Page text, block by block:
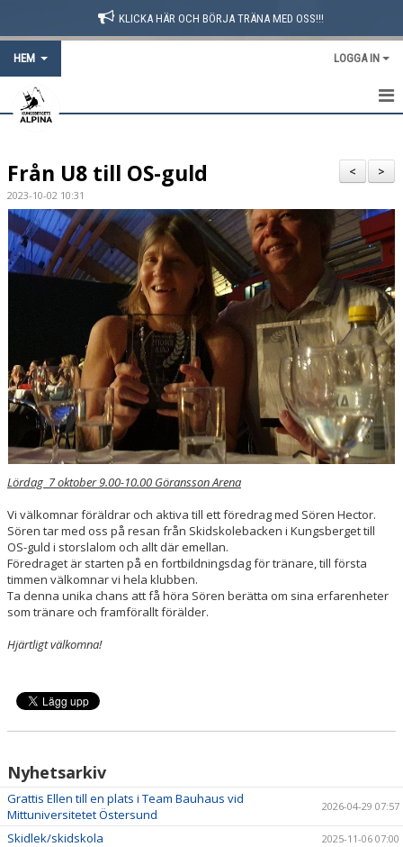
KLICKA HÄR OCH BÖRJA TRÄNA MED OSS!!!
HEM LOGGA IN
BLI MEDLEM
NYHETER
OM KLUBBEN
TRÄNINGSBIDRAG
UTLÄGG
SÄSONGSKORTSINFORMATION
>
<
Från U8 till OS-guld
2023-10-02 10:31
Lördag 7 oktober 9.00-10.00 Göransson Arena
Vi välkomnar föräldrar och aktiva till ett föredrag med Sören Hector.
Sören tar med oss på resan från Skidskolebacken i Kungsberget till
OS-guld i storslalom och allt där emellan.
Föredraget är starten på en fortbildningsdag för tränare, till första
timmen välkomnar vi hela klubben.
Ta denna unika chans att få höra Sören berätta om sina erfarenheter
som tränare och framförallt förälder.
Hjärtligt välkomna!
Nyhetsarkiv
Grattis Ellen till en plats i Team Bauhaus vid
Mittuniversitetet Östersund
2026-04-29 07:57
Skidlek/skidskola 2025-11-06 07:00